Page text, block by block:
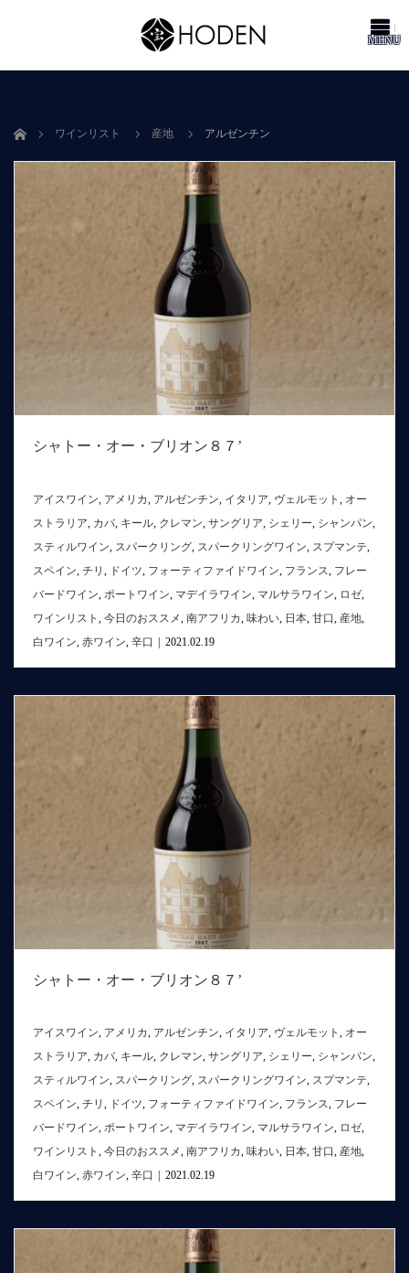
ホーム ワインリスト 産地 アルゼンチン
シャトー・オー・ブリオン８７’
アイスワイン アメリカ アルゼンチン イタリア ヴェルモット
オー
ストラリア カバ, キール クレマン サングリア シェリー シャンパン
スティルワイン
スパークリング スパークリングワイン スプマンテ
スペイン チリ ドイツ フォーティファイドワイン フランス
フレー
バードワイン ポートワイン マデイラワイン マルサラワイン ロゼ
ワインリスト
今日のおススメ 南アフリカ 味わい 日本 甘口 産地
白ワイン 赤ワイン 辛口 | 2021.02.19
シャトー・オー・ブリオン８７’
アイスワイン, アメリカ, アルゼンチン, イタリア, ヴェルモット , オー
ストラリア, カバ, キール, クレマン, サングリア, シェリー, シャンパン,
スティルワイン, スパークリング, スパークリングワイン, スプマンテ,
スペイン, チリ , ドイツ, フォーティファイドワイン, フランス, フレー
バードワイン, ポートワイン, マデイラワイン, マルサラワイン, ロゼ,
ワインリスト , 今日のおススメ, 南アフリカ, 味わい, 日本, 甘口, 産地,
白ワイン, 赤ワイン, 辛口 2021.02.19